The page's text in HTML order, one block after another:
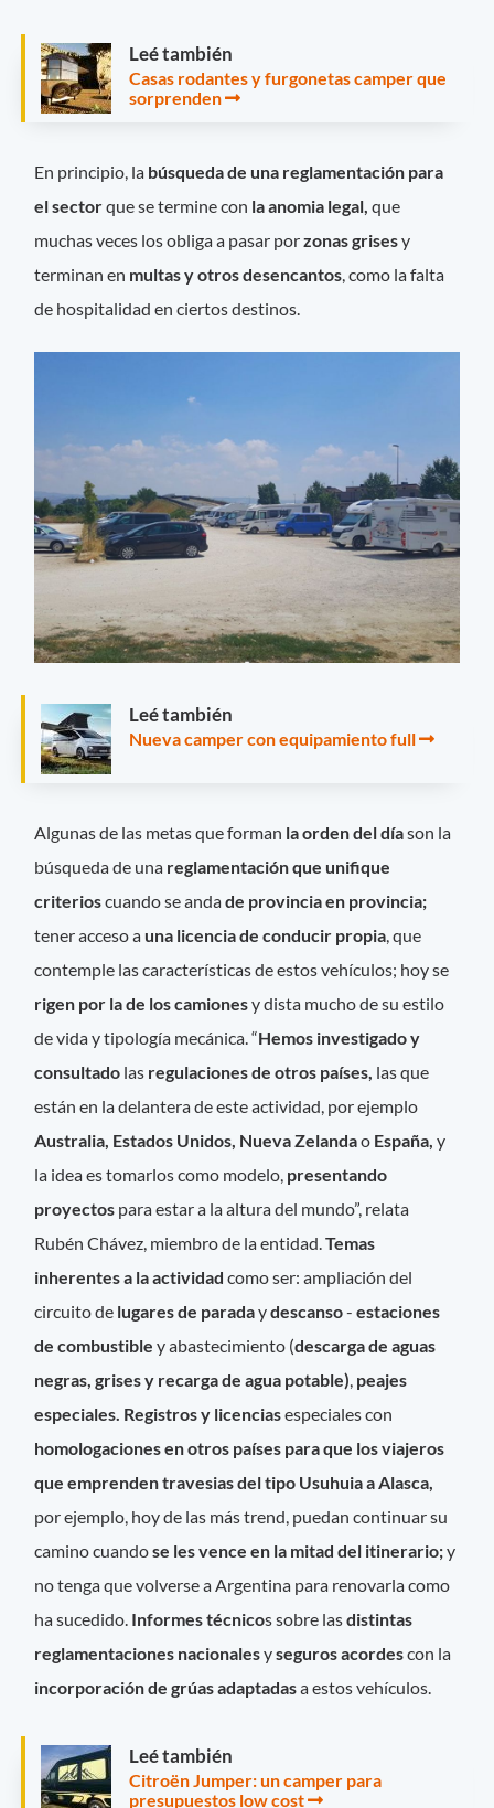
Leé también
Casas rodantes y furgonetas camper que
sorprenden
En principio, la búsqueda de una reglamentación para
el sectorque se termine con la anomia legal, que
muchas veces los obliga a pasar porzonas grisesy
terminan en multas y otros desencantos, como la falta
de hospitalidad en ciertos destinos.
Leé también
Nueva camper con equipamiento full
Algunas de las metas que forman la orden del díason la
búsqueda de una reglamentación que unifique
criterioscuando se andade provincia en provincia;
tener acceso a una licencia de conducir propia, que
contemple las características de estos vehículos; hoy se
rigen por la de los camionesy dista mucho de su estilo
de vida y tipología mecánica. “Hemos investigado y
consultado las regulaciones de otros países, las que
están en la delantera de este actividad, por ejemplo
Australia, Estados Unidos, Nueva Zelandao España, y
la idea es tomarlos como modelo, presentando
proyectos para estar a la altura del mundo”, relata
Rubén Chávez, miembro de la entidad.Temas
inherentes a la actividadcomo ser: ampliación del
circuito de lugares de paradaydescanso-estaciones
de combustibley abastecimiento (descarga de aguas
negras, grises y recarga de agua potable), peajes
especiales. Registros y licenciasespeciales con
homologaciones en otros países para que los viajeros
que emprenden travesias del tipo Usuhuia a Alasca,
por ejemplo, hoy de las más trend, puedan continuar su
camino cuandose les vence en la mitad del itinerario;y
no tenga que volverse a Argentina para renovarla como
ha sucedido. Informes técnicos sobre lasdistintas
reglamentaciones nacionalesyseguros acordescon la
incorporación de grúas adaptadasa estos vehículos.
Leé también
Citroën Jumper: un camper para
presupuestos low cost